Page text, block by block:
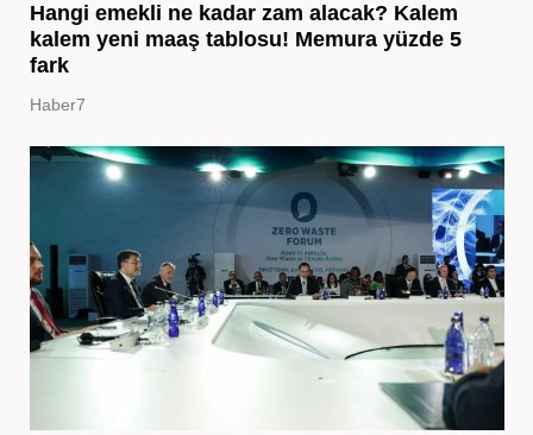
Hangi emekli ne kadar zam alacak? Kalem
kalem yeni maaş tablosu! Memura yüzde 5
fark
Haber7